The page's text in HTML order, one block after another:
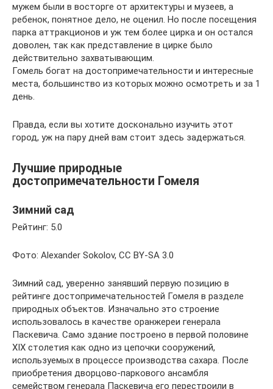
мужем были в восторге от архитектуры и музеев, а
ребенок, понятное дело, не оценил. Но после посещения
парка аттракционов и уж тем более цирка и он остался
доволен, так как представление в цирке было
действительно захватывающим.
Гомель богат на достопримечательности и интересные
места, большинство из которых можно осмотреть и за 1
день.
Правда, если вы хотите досконально изучить этот
город, уж на пару дней вам стоит здесь задержаться.
Лучшие природные
достопримечательности Гомеля
Зимний сад
Рейтинг: 5.0
Фото: Alexander Sokolov, CC BY-SA 3.0
Зимний сад, уверенно занявший первую позицию в
рейтинге достопримечательностей Гомеля в разделе
природных объектов. Изначально это строение
использовалось в качестве оранжереи генерала
Паскевича. Само здание построено в первой половине
XIX столетия как одно из цепочки сооружений,
используемых в процессе производства сахара. После
приобретения дворцово-паркового ансамбля
семейством генерала Паскевича его перестроили в